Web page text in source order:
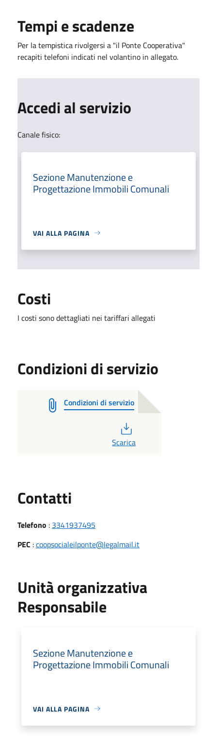
Tempi e scadenze
Per la tempistica rivolgersi a "il Ponte Cooperativa"
recapiti telefoni indicati nel volantino in allegato.
Accedi al servizio
Canale fisico:
Sezione Manutenzione e
Progettazione Immobili Comunali
VAI ALLA PAGINA
Costi
I costi sono dettagliati nei tariffari allegati
Condizioni di servizio
Condizioni di servizio
Scarica
Contatti
Telefono : 3341937495
PEC :coopsocialeilponte@legalmail.it
Unità organizzativa
Responsabile
Sezione Manutenzione e
Progettazione Immobili Comunali
VAI ALLA PAGINA